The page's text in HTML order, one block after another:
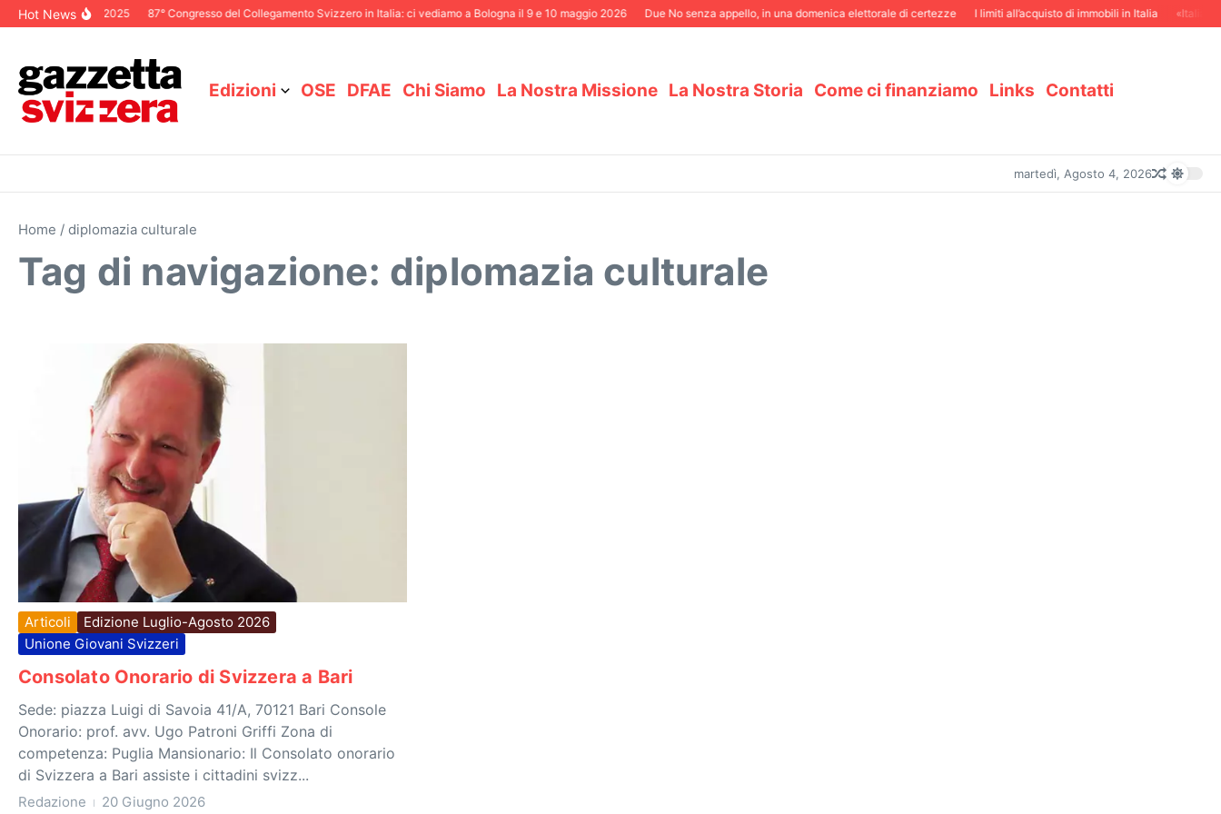
Salta al contenuto
Hot News
Dicembre 2025 87° Congresso del Collegamento Svizzero in Italia: ci vediamo a Bologna il 9 e 10 maggio 2026 Due No senza appello, in una domenica elettorale di certezze I limiti all’acquisto di immobili in Italia «Italiani
Edizioni OSE DFAE Chi Siamo La Nostra Missione La Nostra Storia Come ci finanziamo Links Contatti
martedì, Agosto 4, 2026
Home / diplomazia culturale
Tag di navigazione: diplomazia culturale
Articoli
Edizione Luglio-Agosto 2026
Unione Giovani Svizzeri
Consolato Onorario di Svizzera a Bari
Sede: piazza Luigi di Savoia 41/A, 70121 Bari Console
Onorario: prof. avv. Ugo Patroni Griffi Zona di
competenza: Puglia Mansionario: Il Consolato onorario
di Svizzera a Bari assiste i cittadini svizz...
Redazione 20 Giugno 2026